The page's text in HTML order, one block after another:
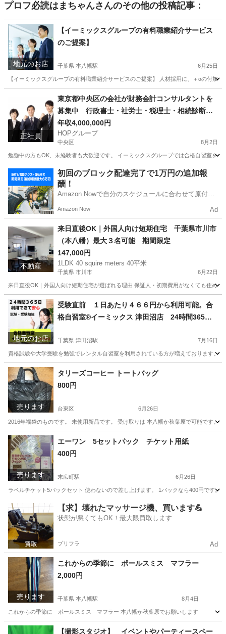
プロフ必読はまちゃんさんのその他の投稿記事：
地元のお店
【イーミックスグループの有料職業紹介サービス
のご提案】
千葉県 本八幡駅 6月25日
【イーミックスグループの有料職業紹介サービスのご提案】 人材採用に、＋αの付加
本八幡駅 その他 東京 台東区 秋葉原駅
その他 自習室
正社員
東京都中央区の会社が財務会計コンサルタントを
募集中 行政書士・社労士・税理士・相続診断
士 年収 4,000,000円〜5,500,000円
年収4,000,000円
HOPグループ
中央区 8月2日
勉強中の方もOK、未経験者も大歓迎です。 イーミックスグループでは合格自習室を
専門職 情報
初回のブロック配達完了で1万円の追加報
酬！
Amazon Nowで自分のスケジュールに合わせて原付や
う！
Amazon Now Ad
不動産
来日直後OK｜外国人向け短期住宅 千葉県市川市
（本八幡）最大３名可能 期間限定
147,000円
1LDK 40 squire meters 40平米
千葉県 市川市 6月22日
来日直後OK｜外国人向け短期住宅が選ばれる理由 保証人・初期費用がなくても住め
千葉 市川市 その他 初期
地元のお店
受験直前 １日あたり４６６円から利用可能。合
格自習室®️イーミックス 津田沼店 24時間365日
高校受験、大学受験
千葉県 津田沼駅 7月16日
資格試験や大学受験を勉強でレンタル自習室を利用されている方が増えております。
千葉 船橋市 津田沼駅 その他
売ります
タリーズコーヒー トートバッグ
800円
台東区 6月26日
2016年福袋のものです。 未使用新品です。 受け取りは 本八幡か秋葉原で可能です。
東京 台東区 タリーズコーヒー
売ります
エーワン 5セットパック チケット用紙
400円
末広町駅 6月26日
ラベルチケット5パックセット 使わないので差し上げます。 1パックなら400円です。
東京 台東区 末広町駅 就職、資格 DVD
【求】壊れたマッサージ機、買います💪
状態が悪くてもOK！最大限買取します
プリフラ Ad
売ります
これからの季節に ポールスミス マフラー
2,000円
千葉県 本八幡駅 8月4日
これからの季節に ポールスミス マフラー 本八幡か秋葉原でお願いします
千葉 市川市 本八幡駅 小物 ポールスミス
【撮影スタジオ】 イベントやパーティースペー